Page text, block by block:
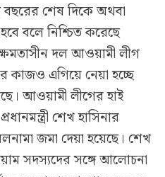
বছরের শেষ দিকে অথবা
বলে নিশ্চিত করেছে
দল আওয়ামী লীগ
কাজও এগিয়ে নেয়া হচ্ছে
আওয়ামী লীগের হাই
শেখ হাসিনার
জমা দেয়া হয়েছে। শেখ
সদস্যদের সঙ্গে আলোচনা